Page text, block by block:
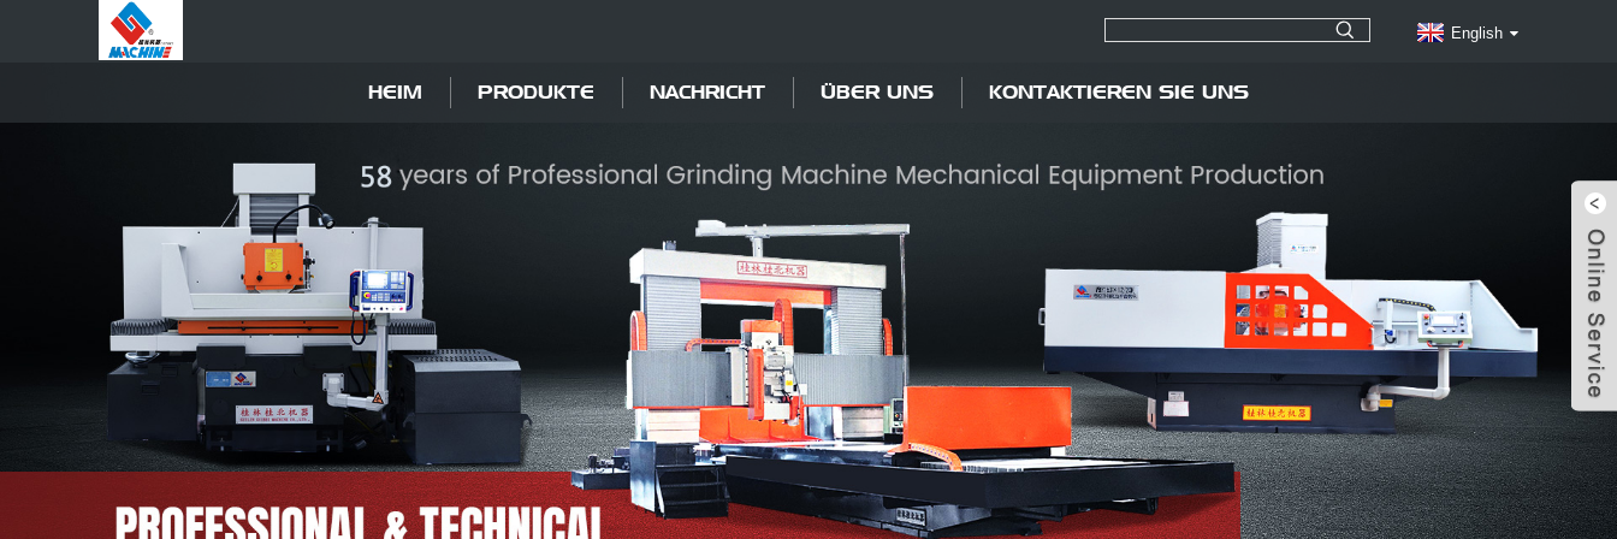
English
HEIM PRODUKTE NACHRICHT ÜBER UNS KONTAKTIEREN SIE UNS